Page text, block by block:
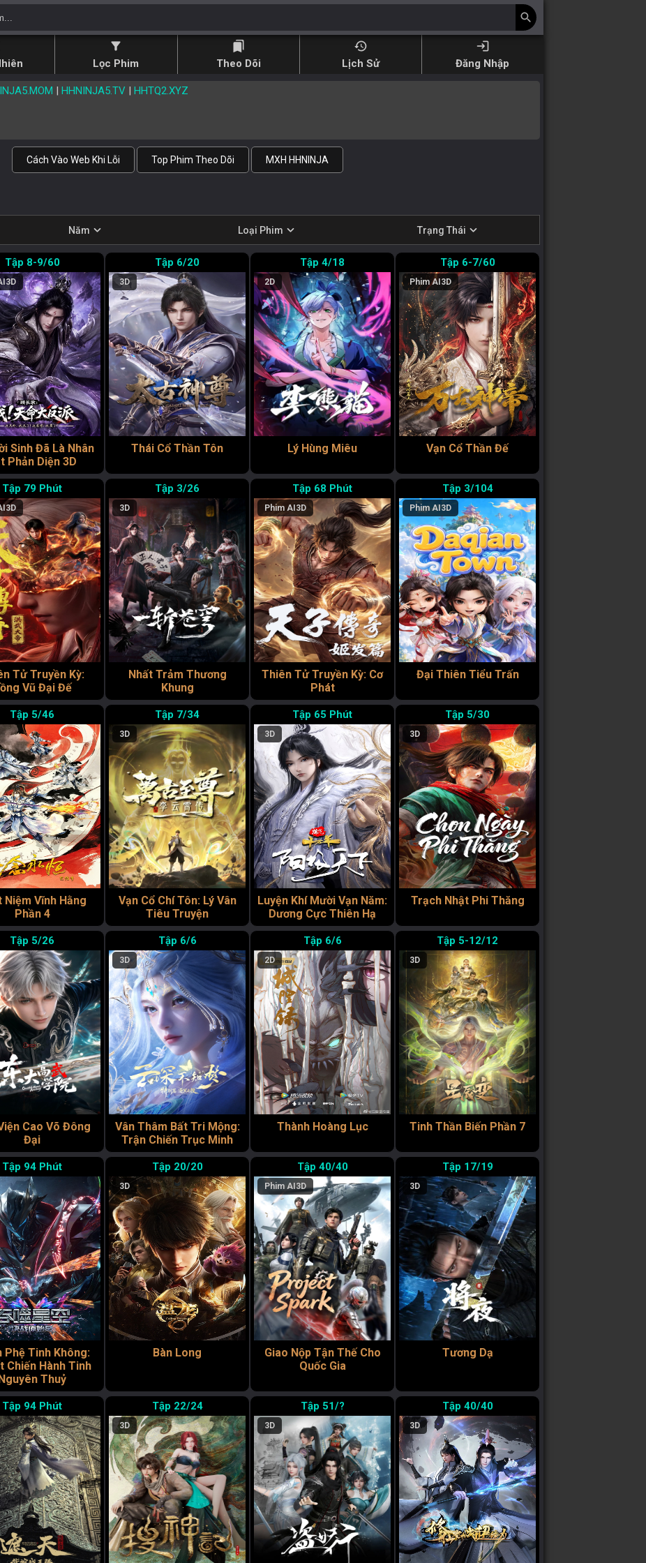
search
filter_alt
Lọc Phim
bookmarks
Theo Dõi
history
Lịch Sử
login
Đăng Nhập
| HHNINJA5.TV | HHTQ2.XYZ
Cách Vào Web Khi Lỗi Top Phim Theo Dõi MXH HHNINJA
Năm expand_more Loại Phim expand_more Trạng Thái expand_more
8-9/60
3D
Sinh Đã Là Nhân
Phản Diện 3D
6/20
3D
Thái Cổ Thần Tôn
4/18
2D
Lý Hùng Miêu
6-7/60
Phim AI 3D
Vạn Cổ Thần Đế
79 Phút
3D
Tử Truyền Kỳ:
Vũ Đại Đế
3/26
3D
Nhất Trảm Thương
Khung
68 Phút
Phim AI 3D
Thiên Tử Truyền Kỳ: Cơ
Phát
3/104
Phim AI 3D
Đại Thiên Tiểu Trấn
5/46
Niệm Vĩnh Hằng
Phần 4
7/34
3D
Vạn Cổ Chí Tôn: Lý Vân
Tiêu Truyện
65 Phút
3D
Luyện Khí Mười Vạn Năm:
Dương Cực Thiên Hạ
5/30
3D
Trạch Nhật Phi Thăng
5/26
Cao Võ Đông
Đại
6/6
3D
Vân Thâm Bất Tri Mộng:
Trận Chiến Trục Minh
6/6
2D
Thành Hoàng Lục
5-12/12
3D
Tinh Thần Biến Phần 7
94 Phút
Phệ Tinh Không:
Chiến Hành Tinh
Thuỷ
20/20
3D
Bàn Long
40/40
Phim AI 3D
Giao Nộp Tận Thế Cho
Quốc Gia
17/19
3D
Tương Dạ
94 Phút 22/24
3D
51/?
3D
40/40
3D